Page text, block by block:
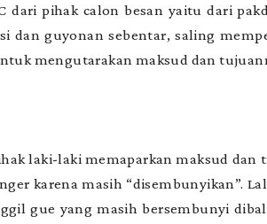
dari pihak calon besan yaitu dari
dan guyonan sebentar, saling
mengutarakan maksud dan
laki-laki memaparkan maksud dan
karena masih “disembunyikan”.
gue yang masih bersembunyi